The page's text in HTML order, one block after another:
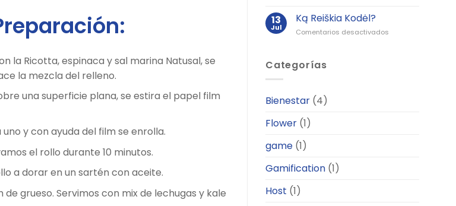
la Ricotta, espinaca y sal marina Natusal, se
la mezcla del relleno.
una superficie plana, se estira el papel film
y con ayuda del film se enrolla.
el rollo durante 10 minutos.
a dorar en un sartén con aceite.
grueso. Servimos con mix de lechugas y kale
13
Jul
Ką Reiškia Kodėl?
Comentarios desactivados
Categorías
Bienestar (4)
Flower (1)
game (1)
Gamification (1)
Host (1)